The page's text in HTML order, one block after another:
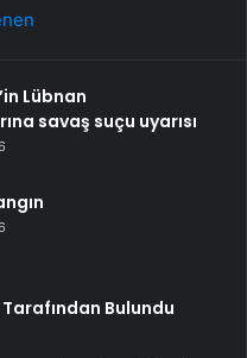
Lübnan
savaş suçu uyarısı
Bulundu